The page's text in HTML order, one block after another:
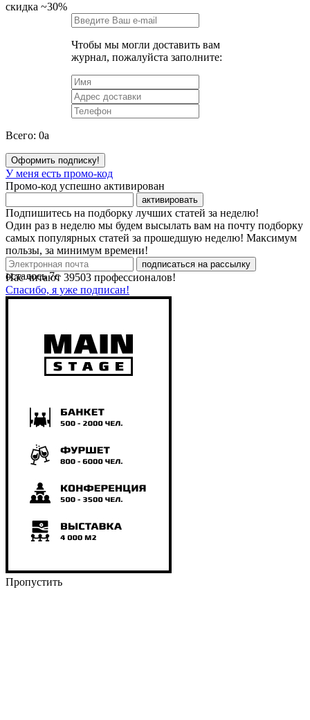
скидка ~30%
Чтобы мы могли доставить вам
журнал, пожалуйста заполните:
Всего: 0a
Оформить подписку!
У меня есть промо-код
Промо-код успешно активирован
активировать
Подпишитесь на подборку лучших статей за неделю!
Один раз в неделю мы будем высылать вам на почту подборку
самых популярных статей за прошедшую неделю! Максимум
пользы, за минимум времени!
подписаться на рассылку
Нас читают 39503 профессионалов!
Спасибо, я уже подписан!
осталось7с
Пропустить